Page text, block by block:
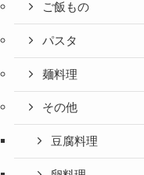
ご飯もの
パスタ
麺料理
その他
豆腐料理